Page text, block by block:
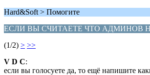
Hard&Soft > Помогите
ЕСЛИ ВЫ СЧИТАЕТЕ ЧТО АДМИНОВ
(1/2) > >>
V D C:
если вы голосуете да, то ещё напишите